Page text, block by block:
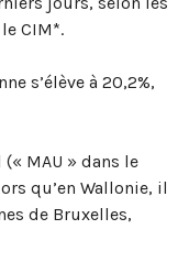
CIM*.
s’élève à 20,2%,
MAU » dans le
qu’en Wallonie, il
de Bruxelles,